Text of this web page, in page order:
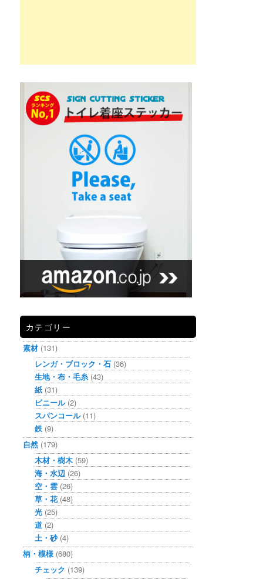
カテゴリー
素材 (131)
レンガ・ブロック・石 (36)
生地・布・毛糸(43)
紙 (31)
ビニール(2)
スパンコール(11)
鉄 (9)
自然 (179)
木材・樹木 (59)
海・水辺 (26)
空・雲 (26)
草・花(48)
光 (25)
道 (2)
土・砂(4)
柄・模様 (680)
チェック (139)